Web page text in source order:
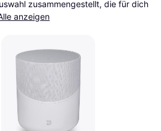
zusammengestellt, die für dich
anzeigen